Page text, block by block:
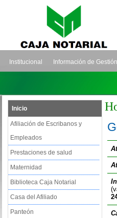
Institucional Información de Gestión
Inicio
Afiliación de Escribanos y
Empleados
Prestaciones de salud
Maternidad
Biblioteca Caja Notarial
Casa del Afiliado
Panteón